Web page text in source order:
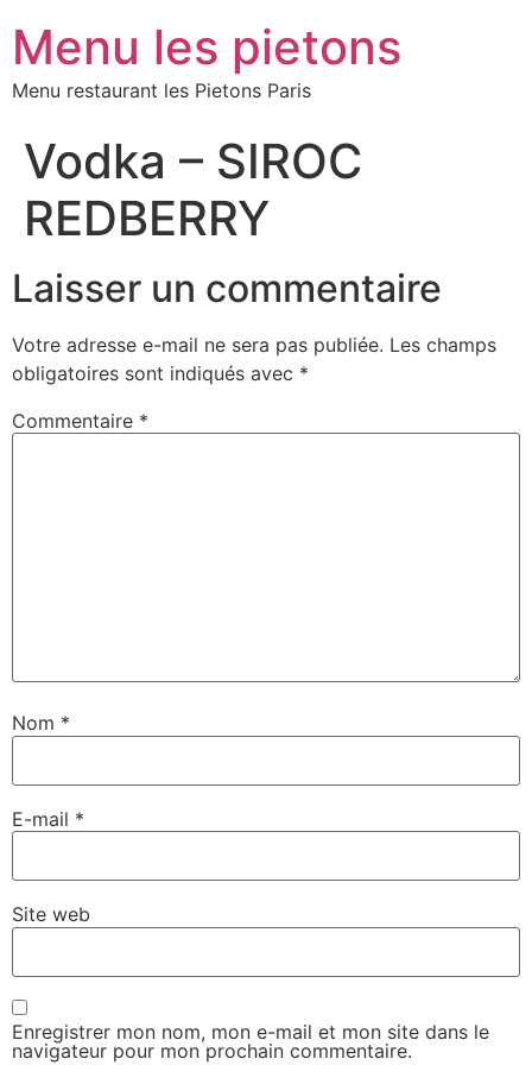
Menu les pietons
Menu restaurant les Pietons Paris
Vodka – SIROC
REDBERRY
Laisser un commentaire
Votre adresse e-mail ne sera pas publiée. Les champs
obligatoires sont indiqués avec *
Commentaire *
Nom *
E-mail *
Site web
Enregistrer mon nom, mon e-mail et mon site dans le
navigateur pour mon prochain commentaire.